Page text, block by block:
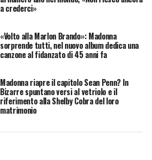
a crederci»
«Volto alla Marlon Brando»: Madonna
sorprende tutti, nel nuovo album dedica una
canzone al fidanzato di 45 anni fa
Madonna riapre il capitolo Sean Penn? In
Bizarre spuntano versi al vetriolo e il
riferimento alla Shelby Cobra del loro
matrimonio